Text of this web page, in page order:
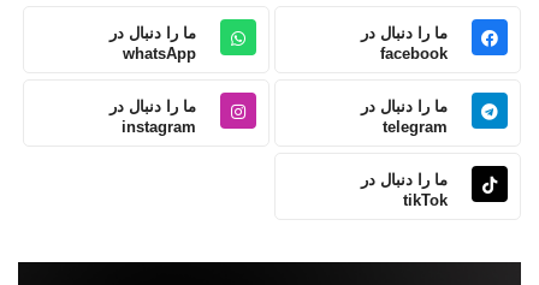
ما را دنبال در
facebook
ما را دنبال در
whatsApp
ما را دنبال در
telegram
ما را دنبال در
instagram
ما را دنبال در
tikTok